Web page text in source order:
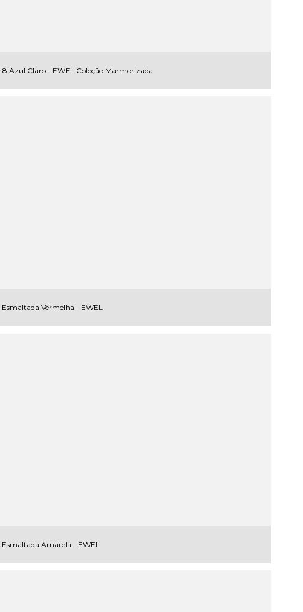
8 Azul Claro - EWEL Coleção Marmorizada
Esmaltada Vermelha - EWEL
Esmaltada Amarela - EWEL